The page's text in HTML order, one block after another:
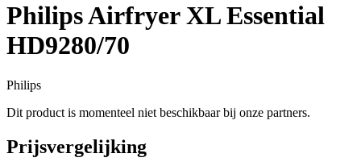
Philips Airfryer XL Essential
HD9280/70
Philips
Dit product is momenteel niet beschikbaar bij onze partners.
Prijsvergelijking